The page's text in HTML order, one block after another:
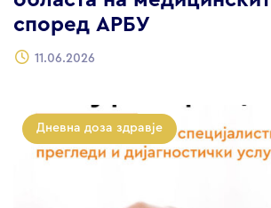
според АРБУ
11.06.2026
Дневна доза здравје